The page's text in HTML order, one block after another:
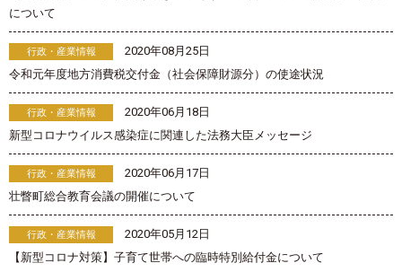
について
行政・産業情報
2020年08月25日
令和元年度地方消費税交付金（社会保障財源分）の使途状況
行政・産業情報
2020年06月18日
新型コロナウイルス感染症に関連した法務大臣メッセージ
行政・産業情報
2020年06月17日
壮瞥町総合教育会議の開催について
行政・産業情報
2020年05月12日
【新型コロナ対策】子育て世帯への臨時特別給付金について